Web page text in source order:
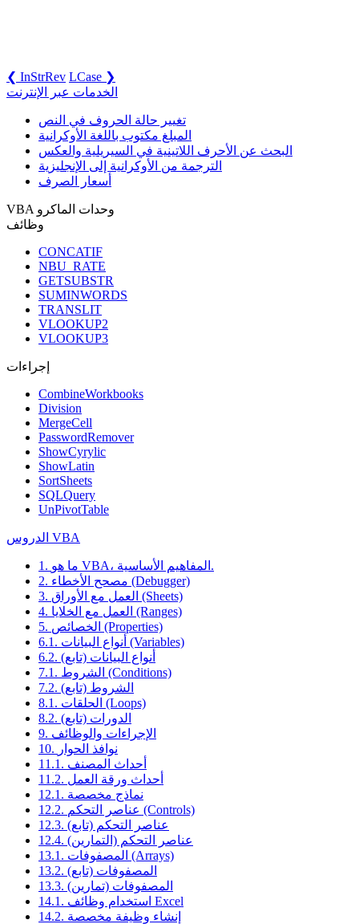
❮ InStrRev LCase ❯
الخدمات عبر الإنترنت
تغيير حالة الحروف في النص
المبلغ مكتوب باللغة الأوكرانية
البحث عن الأحرف اللاتينية في السيريلية والعكس
الترجمة من الأوكرانية إلى الإنجليزية
أسعار الصرف
VBA وحدات الماكرو
وظائف
CONCATIF
NBU_RATE
GETSUBSTR
SUMINWORDS
TRANSLIT
VLOOKUP2
VLOOKUP3
إجراءات
CombineWorkbooks
Division
MergeCell
PasswordRemover
ShowCyrylic
ShowLatin
SortSheets
SQLQuery
UnPivotTable
الدروس VBA
1. ما هو VBA، المفاهيم الأساسية.
2. مصحح الأخطاء (Debugger)
3. العمل مع الأوراق (Sheets)
4. العمل مع الخلايا (Ranges)
5. الخصائص (Properties)
6.1. أنواع البيانات (Variables)
6.2. أنواع البيانات (تابع)
7.1. الشروط (Conditions)
7.2. الشروط (تابع)
8.1. الحلقات (Loops)
8.2. الدورات (تابع)
9. الإجراءات والوظائف
10. نوافذ الحوار
11.1. أحداث المصنف
11.2. أحداث ورقة العمل
12.1. نماذج مخصصة
12.2. عناصر التحكم (Controls)
12.3. عناصر التحكم (تابع)
12.4. عناصر التحكم (التمارين)
13.1. المصفوفات (Arrays)
13.2. المصفوفات (تابع)
13.3. المصفوفات (تمارين)
14.1. استخدام وظائف Excel
14.2. إنشاء وظيفة مخصصة